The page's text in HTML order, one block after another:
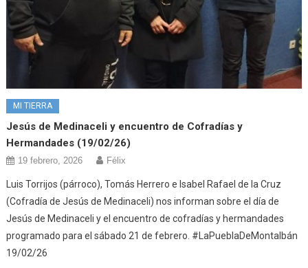
MI TIERRA
Jesús de Medinaceli y encuentro de Cofradías y
Hermandades (19/02/26)
19 febrero, 2026 Félix
Luis Torrijos (párroco), Tomás Herrero e Isabel Rafael de la Cruz
(Cofradía de Jesús de Medinaceli) nos informan sobre el día de
Jesús de Medinaceli y el encuentro de cofradías y hermandades
programado para el sábado 21 de febrero. #LaPueblaDeMontalbán
19/02/26